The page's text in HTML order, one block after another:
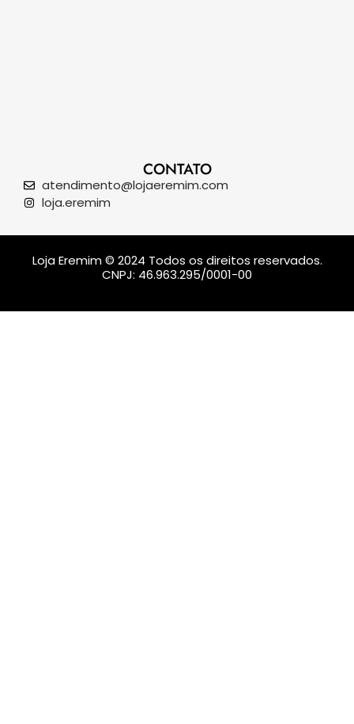
CONTATO
atendimento@lojaeremim.com
loja.eremim
Loja Eremim © 2024 Todos os direitos reservados.
CNPJ: 46.963.295/0001-00